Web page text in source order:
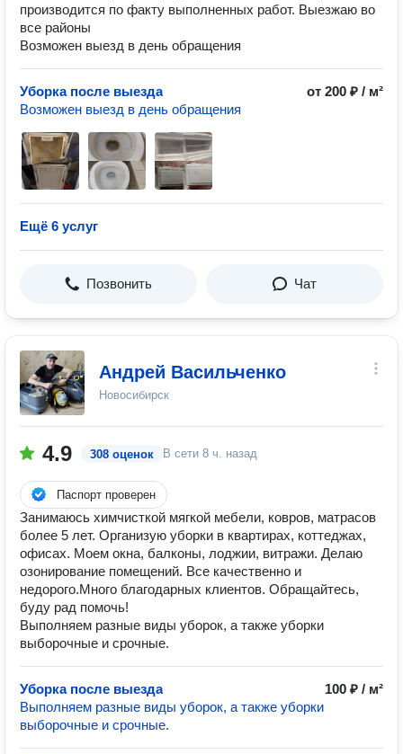
производится по факту выполненных работ. Выезжаю во
все районы
Возможен выезд в день обращения
Уборка после выезда
от 200 ₽ / м²
Возможен выезд в день обращения
Ещё 6 услуг
Позвонить Чат
Андрей Васильченко
Новосибирск
4.9 308 оценок В сети 8 ч. назад
Паспорт проверен
Занимаюсь химчисткой мягкой мебели, ковров, матрасов
более 5 лет. Организую уборки в квартирах, коттеджах,
офисах. Моем окна, балконы, лоджии, витражи. Делаю
озонирование помещений. Все качественно и
недорого.Много благодарных клиентов. Обращайтесь,
буду рад помочь!
Выполняем разные виды уборок, а также уборки
выборочные и срочные.
Уборка после выезда
100 ₽ / м²
Выполняем разные виды уборок, а также уборки
выборочные и срочные.